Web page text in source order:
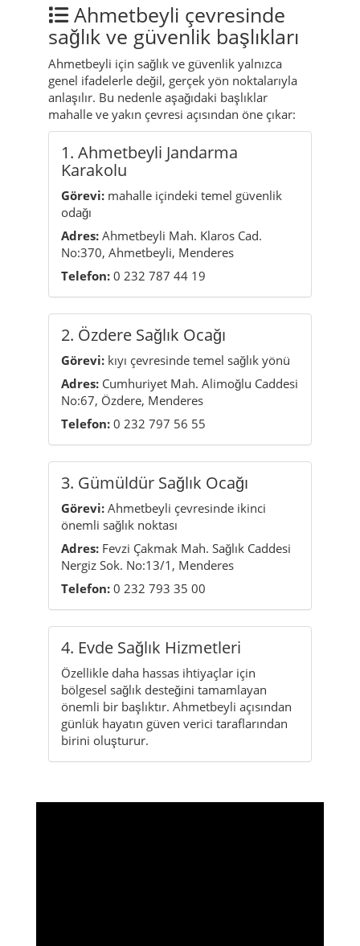
anlaşılır. Bu nedenle aşağıdaki başlıklar
mahalle ve yakın çevresi açısından öne çıkar:
1. Ahmetbeyli Jandarma
Karakolu
Görevi:mahalle içindeki temel güvenlik
odağı
Adres:Ahmetbeyli Mah. Klaros Cad.
No:370, Ahmetbeyli, Menderes
Telefon:0 232 787 44 19
2. Özdere Sağlık Ocağı
Görevi:kıyı çevresinde temel sağlık yönü
Adres:Cumhuriyet Mah. Alimoğlu Caddesi
No:67, Özdere, Menderes
Telefon:0 232 797 56 55
3. Gümüldür Sağlık Ocağı
Görevi:Ahmetbeyli çevresinde ikinci
önemli sağlık noktası
Adres:Fevzi Çakmak Mah. Sağlık Caddesi
Nergiz Sok. No:13/1, Menderes
Telefon:0 232 793 35 00
4. Evde Sağlık Hizmetleri
Özellikle daha hassas ihtiyaçlar için
bölgesel sağlık desteğini tamamlayan
önemli bir başlıktır. Ahmetbeyli açısından
günlük hayatın güven verici taraflarından
birini oluşturur.